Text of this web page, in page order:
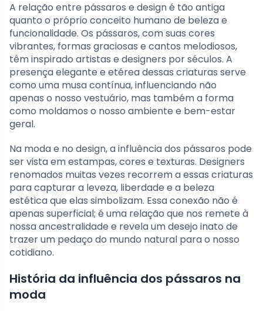
A relação entre pássaros e design é tão antiga
quanto o próprio conceito humano de beleza e
funcionalidade. Os pássaros, com suas cores
vibrantes, formas graciosas e cantos melodiosos,
têm inspirado artistas e designers por séculos. A
presença elegante e etérea dessas criaturas serve
como uma musa contínua, influenciando não
apenas o nosso vestuário, mas também a forma
como moldamos o nosso ambiente e bem-estar
geral.
Na moda e no design, a influência dos pássaros pode
ser vista em estampas, cores e texturas. Designers
renomados muitas vezes recorrem a essas criaturas
para capturar a leveza, liberdade e a beleza
estética que elas simbolizam. Essa conexão não é
apenas superficial; é uma relação que nos remete à
nossa ancestralidade e revela um desejo inato de
trazer um pedaço do mundo natural para o nosso
cotidiano.
História da influência dos pássaros na
moda